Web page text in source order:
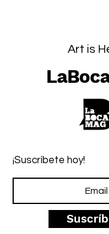
¡Suscríbete hoy!
Art is